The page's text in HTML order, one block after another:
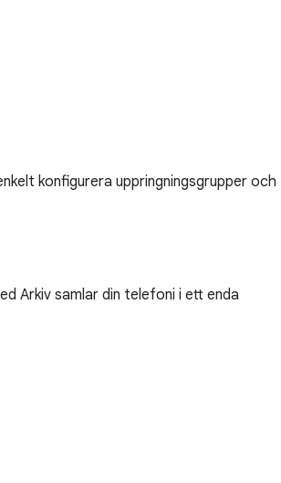
konfigurera uppringningsgrupper och
Arkiv samlar din telefoni i ett enda